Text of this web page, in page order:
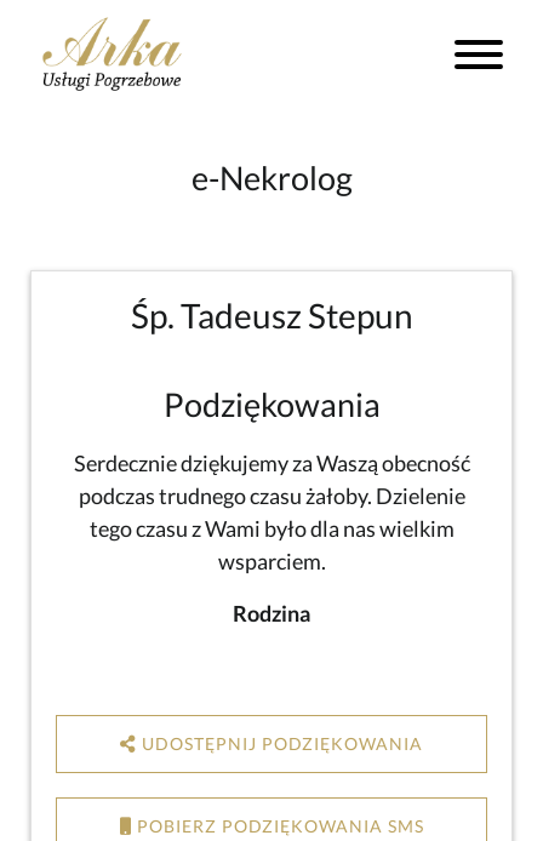
e-Nekrolog
Śp. Tadeusz Stepun
Podziękowania
Serdecznie dziękujemy za Waszą obecność
podczas trudnego czasu żałoby. Dzielenie
tego czasu z Wami było dla nas wielkim
wsparciem.
Rodzina
UDOSTĘPNIJ PODZIĘKOWANIA
POBIERZ PODZIĘKOWANIA SMS